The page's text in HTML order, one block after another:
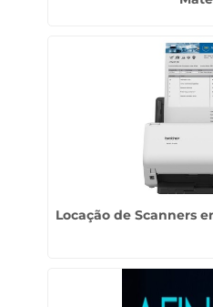
Locação de Scanners